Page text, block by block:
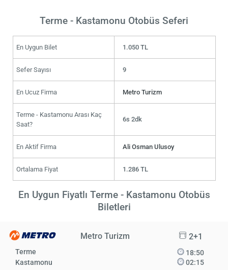
Terme - Kastamonu Otobüs Seferi
En Uygun Bilet 1.050 TL
Sefer Sayısı 9
En Ucuz Firma Metro Turizm
Terme - Kastamonu Arası Kaç
Saat?
6s 2dk
En Aktif Firma Ali Osman Ulusoy
Ortalama Fiyat 1.286 TL
En Uygun Fiyatlı Terme - Kastamonu Otobüs
Biletleri
Metro Turizm 2+1
Terme
Kastamonu
18:50
02:15